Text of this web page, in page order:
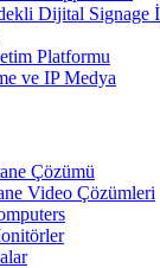
Dijital Signage
Platformu
ve IP Medya
Çözümü
Video Çözümleri